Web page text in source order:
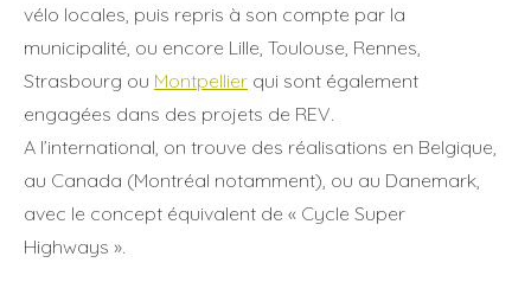
vélo locales, puis repris à son compte par la
municipalité, ou encore Lille, Toulouse, Rennes,
Strasbourg ou Montpellier qui sont également
engagées dans des projets de REV.
A l’international, on trouve des réalisations en Belgique,
au Canada (Montréal notamment), ou au Danemark,
avec le concept équivalent de « Cycle Super
Highways ».